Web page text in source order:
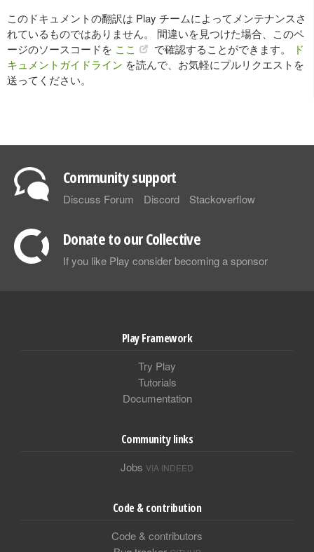
このドキュメントの翻訳は Play チームによってメンテナンスさ
れているものではありません。 間違いを見つけた場合、このペ
ージのソースコードを ここ で確認することができます。
ド
キュメントガイドライン を読んで、お気軽にプルリクエストを
送ってください。
Community support
Discuss Forum Discord Stackoverflow
Donate to our Collective
If you like Play consider becoming a sponsor
Play Framework
Try Play
Tutorials
Documentation
Community links
Jobs VIA INDEED
Code & contribution
Code & contributors